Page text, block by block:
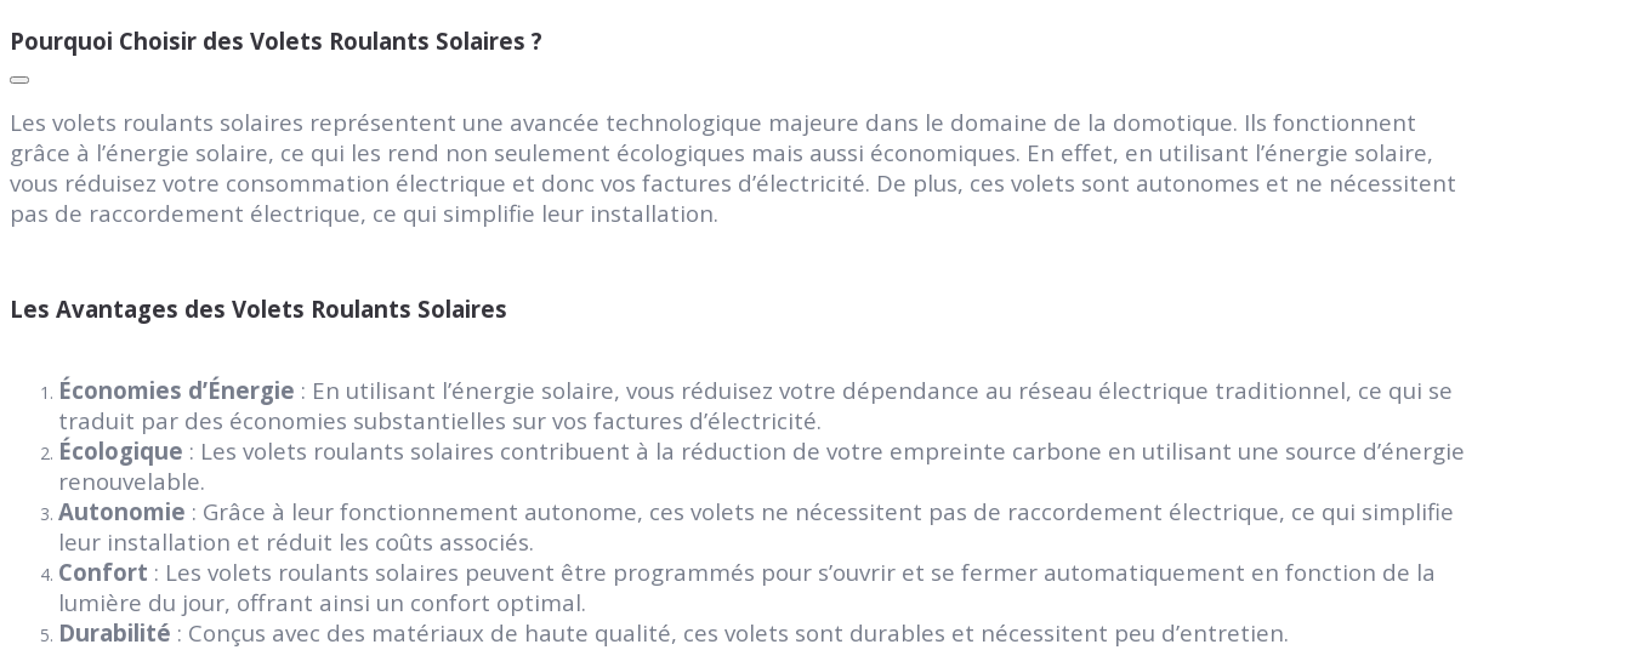
Pourquoi Choisir des Volets Roulants Solaires ?
Les volets roulants solaires représentent une avancée technologique majeure dans le domaine de la domotique. Ils fonctionnent
grâce à l’énergie solaire, ce qui les rend non seulement écologiques mais aussi économiques. En effet, en utilisant l’énergie solaire,
vous réduisez votre consommation électrique et donc vos factures d’électricité. De plus, ces volets sont autonomes et ne nécessitent
pas de raccordement électrique, ce qui simplifie leur installation.
Les Avantages des Volets Roulants Solaires
Économies d’Énergie : En utilisant l’énergie solaire, vous réduisez votre dépendance au réseau électrique traditionnel, ce qui se
traduit par des économies substantielles sur vos factures d’électricité.
Écologique : Les volets roulants solaires contribuent à la réduction de votre empreinte carbone en utilisant une source d’énergie
renouvelable.
Autonomie : Grâce à leur fonctionnement autonome, ces volets ne nécessitent pas de raccordement électrique, ce qui simplifie
leur installation et réduit les coûts associés.
Confort : Les volets roulants solaires peuvent être programmés pour s’ouvrir et se fermer automatiquement en fonction de la
lumière du jour, offrant ainsi un confort optimal.
Durabilité : Conçus avec des matériaux de haute qualité, ces volets sont durables et nécessitent peu d’entretien.